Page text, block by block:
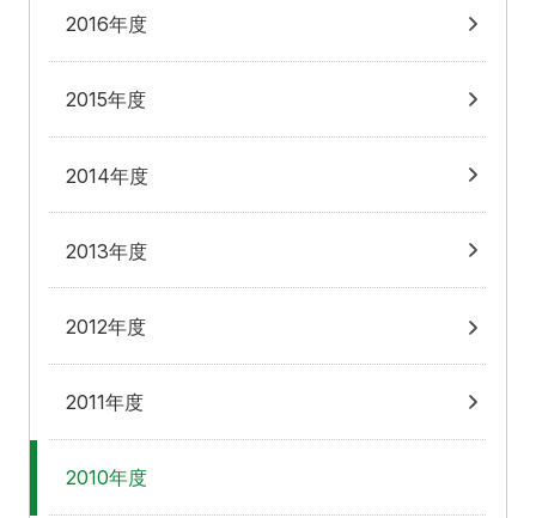
2016年度
2015年度
2014年度
2013年度
2012年度
2011年度
2010年度